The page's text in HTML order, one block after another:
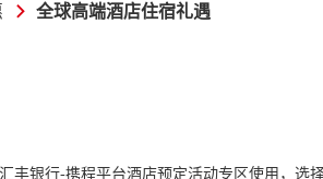
全球高端酒店住宿礼遇
丰银行-携程平台酒店预定活动专区使用，选